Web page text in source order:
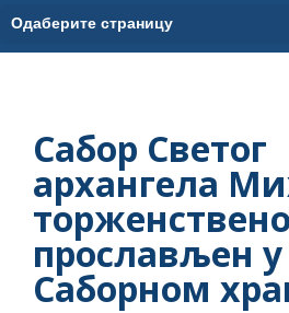
Сабор Светог
архангела
торженствено
прослављен у
Саборном